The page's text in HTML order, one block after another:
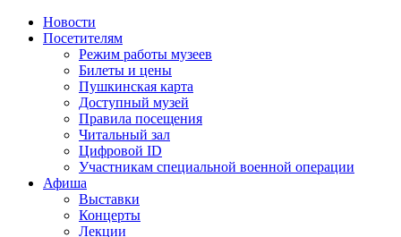
Новости
Посетителям
Режим работы музеев
Билеты и цены
Пушкинская карта
Доступный музей
Правила посещения
Читальный зал
Цифровой ID
Участникам специальной военной операции
Афиша
Выставки
Концерты
Лекции